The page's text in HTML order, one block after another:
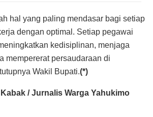
hal yang paling mendasar bagi setiap
dengan optimal. Setiap pegawai
kedisiplinan, menjaga
mempererat persaudaraan di
Wakil Bupati.(*)
/ Jurnalis Warga Yahukimo